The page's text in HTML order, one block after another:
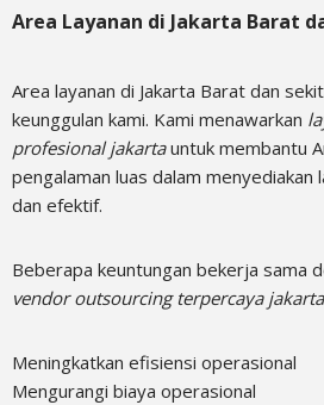
Area Layanan di Jakarta Barat
Area layanan di Jakarta Barat dan
keunggulan kami. Kami menawarkan
profesional jakartauntuk membantu
pengalaman luas dalam menyediakan
dan efektif.
Beberapa keuntungan bekerja sama
vendor outsourcing terpercaya jakarta
Meningkatkan efisiensi operasional
Mengurangi biaya operasional